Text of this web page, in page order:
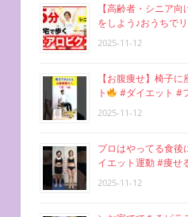
【高齢者・シニア
をしよう♪おうちで
2025-11-12
【お腹痩せ】椅子
ト
#ダイエット #
2025-11-12
プロはやってる食後
イエット運動 #痩せ
2025-11-12